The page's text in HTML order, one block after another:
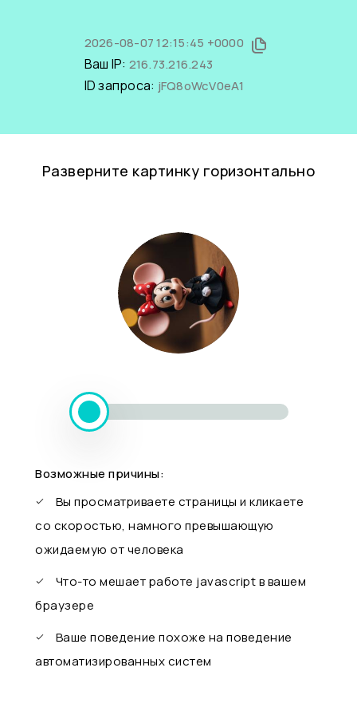
2026-08-07 12:15:45 +0000
Ваш IP: 216.73.216.243
ID запроса: jFQ8oWcV0eA1
Разверните картинку горизонтально
Возможные причины:
Вы просматриваете страницы и кликаете
со скоростью, намного превышающую
ожидаемую от человека
Что-то мешает работе javascript в вашем
браузере
Ваше поведение похоже на поведение
автоматизированных систем